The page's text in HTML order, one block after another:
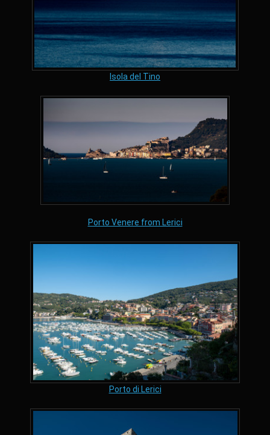
Isola del Tino
Porto Venere from Lerici
Porto di Lerici